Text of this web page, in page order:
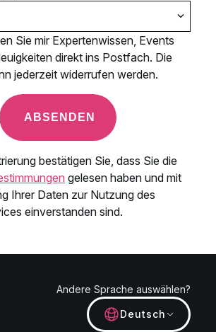
Andere Sprache auswählen?
Deutsch